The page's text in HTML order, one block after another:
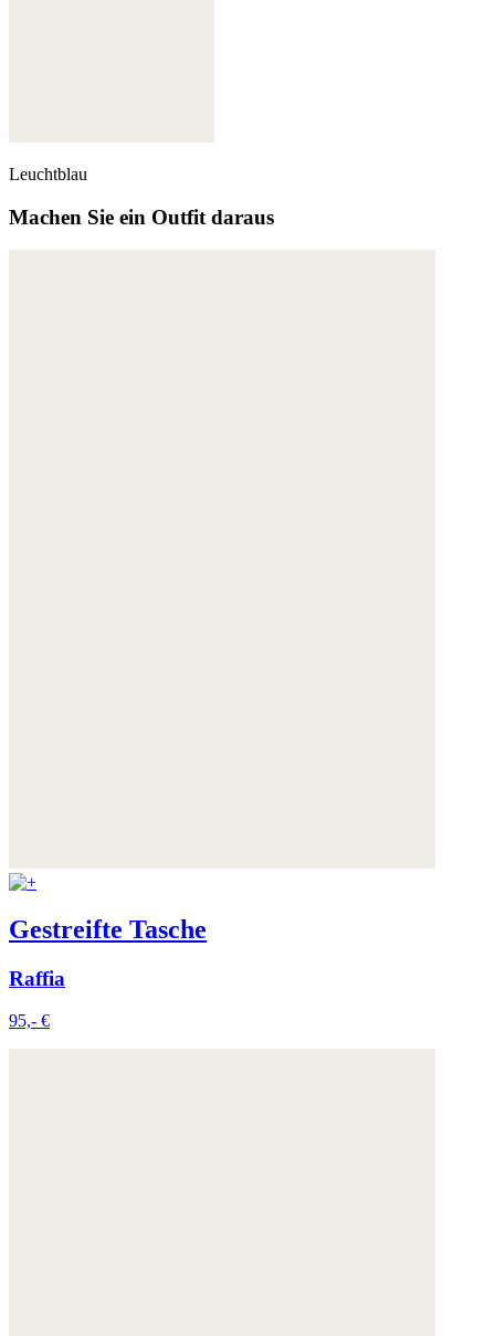
Leuchtblau
Machen Sie ein Outfit daraus
Gestreifte Tasche
Raffia
95,- €